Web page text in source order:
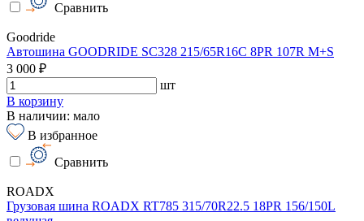
Сравнить
Goodride
Автошина GOODRIDE SC328 215/65R16C 8PR 107R M+S
3 000 ₽
шт
В корзину
В наличии: мало
В избранное
Сравнить
ROADX
Грузовая шина ROADX RT785 315/70R22.5 18PR 156/150L